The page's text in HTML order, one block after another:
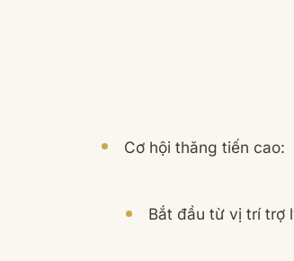
Cơ hội thăng tiến cao:
Bắt đầu từ vị trí trợ